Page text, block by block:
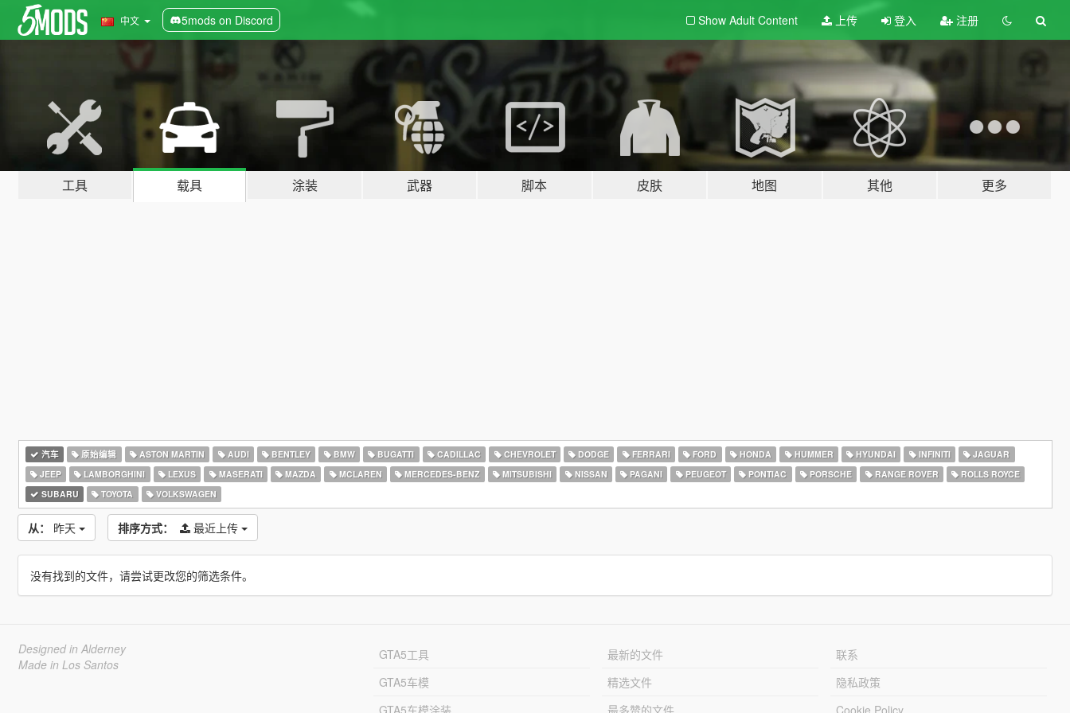
中文 5mods on Discord Show Adult Content 上传 登入 注册
工具 载具 涂装 武器 脚本 皮肤 地图 其他 更多
汽车 原始编辑 ASTON MARTIN AUDI BENTLEY BMW BUGATTI CADILLAC CHEVROLET DODGE FERRARI FORD HONDA HUMMER HYUNDAI INFINITI
JAGUAR
JEEP
LAMBORGHINI LEXUS MASERATI MAZDA MCLAREN MERCEDES-BENZ MITSUBISHI NISSAN PAGANI PEUGEOT PONTIAC PORSCHE RANGE ROVER
ROLLS ROYCE
SUBARU
TOYOTA VOLKSWAGEN
从： 昨天 排序方式： 最近上传
没有找到的文件，请尝试更改您的筛选条件。
Designed in Alderney
Made in Los Santos
GTA5工具
GTA5车模
GTA5车模涂装
最新的文件
精选文件
最多赞的文件
联系
隐私政策
Cookie Policy